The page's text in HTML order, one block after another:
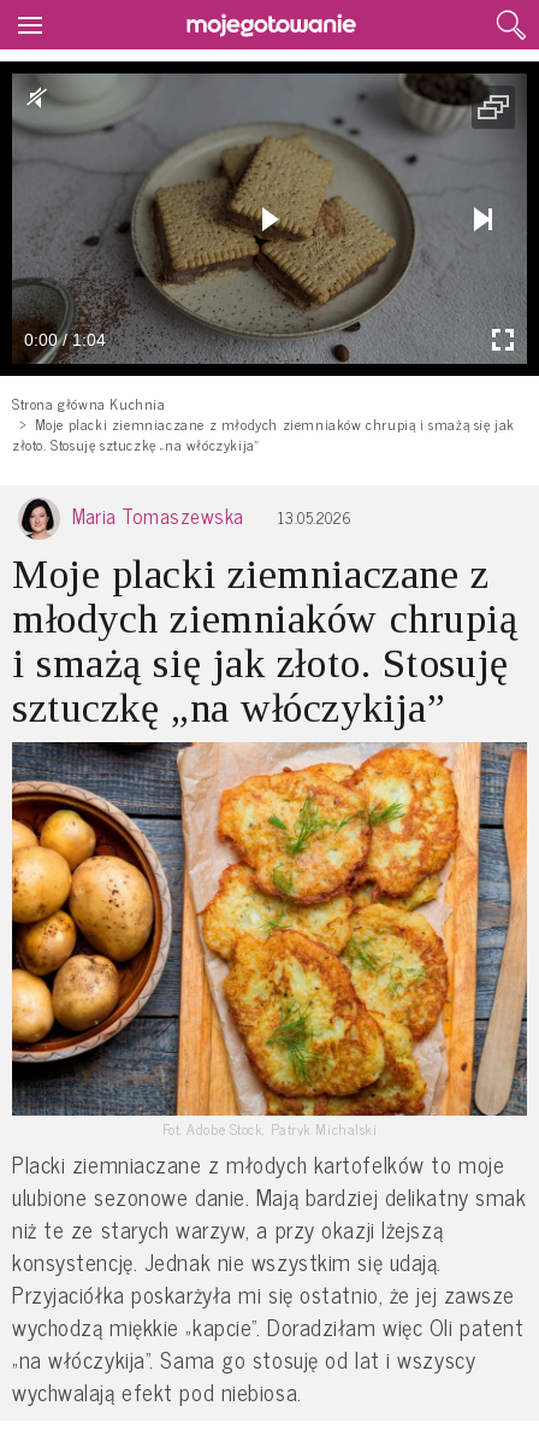
0:00 / 1:04
Strona główna Kuchnia
Moje placki ziemniaczane z młodych ziemniaków chrupią i smażą się jak
złoto. Stosuję sztuczkę „na włóczykija”
Maria Tomaszewska 13.05.2026
Moje placki ziemniaczane z
młodych ziemniaków chrupią
i smażą się jak złoto. Stosuję
sztuczkę „na włóczykija”
Fot. Adobe Stock, Patryk Michalski
Placki ziemniaczane z młodych kartofelków to moje
ulubione sezonowe danie. Mają bardziej delikatny smak
niż te ze starych warzyw, a przy okazji lżejszą
konsystencję. Jednak nie wszystkim się udają.
Przyjaciółka poskarżyła mi się ostatnio, że jej zawsze
wychodzą miękkie „kapcie”. Doradziłam więc Oli patent
„na włóczykija”. Sama go stosuję od lat i wszyscy
wychwalają efekt pod niebiosa.